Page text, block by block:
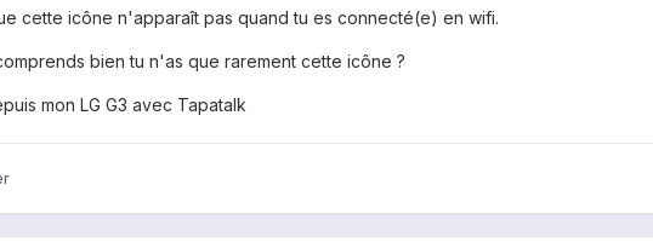
cette icône n'apparaît pas quand tu es connecté(e) en wifi.
bien tu n'as que rarement cette icône ?
mon LG G3 avec Tapatalk